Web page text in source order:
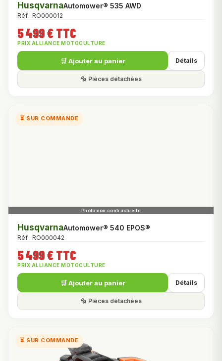
HusqvarnaAutomower® 535 AWD
Réf : RO000012
5 499 € TTC
PRIX ALLIANCE MOTOCULTURE
🛒 Ajouter au panier Détails
🔩 Pièces détachées
⏳ SUR COMMANDE
HusqvarnaAutomower® 540 EPOS®
Réf : RO000042
5 499 € TTC
PRIX ALLIANCE MOTOCULTURE
🛒 Ajouter au panier Détails
🔩 Pièces détachées
⏳ SUR COMMANDE